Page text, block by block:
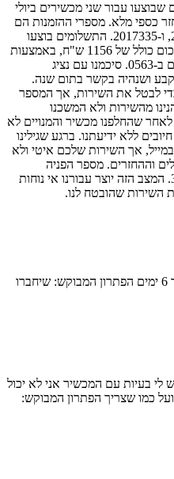
שבוצעו עבור שני מכשירים ביולי
ומבקשת החזר כספי מלא. מספרי ההזמנות הם
1868220, 1868219, 2017338, ו-2017335. התשלומים בוצעו
בתאריכים 8.7.25 ו-8.7.26 בסכום כולל של 1156 ש"ח, באמצעות
כרטיס אשראי שמספרו מסתיים ב-0563. סיכמנו עם נציג
ושנהיה בקשר בתום שנה.
לבטל את השירות, אך המספר
מהשירות ולא המשכנו
שהחלפנו מכשיר והמנויים לא
ללא ידיעתנו. ברגע שגילינו
אך השירות שלכם איטי ולא
וההחזרים. מספר הפניה
במערכת התמיכה הוא 343095. המצב הזה יוצר עבורנו אי נוחות
השירות שהובטח לנו.
הבעיה: הנטספארק מנותק כבר 6 ימים הפתרון המבוקש: שיחברו
לי בעיות עם המכשיר אני לא יכול
כמו שצריך הפתרון המבוקש: